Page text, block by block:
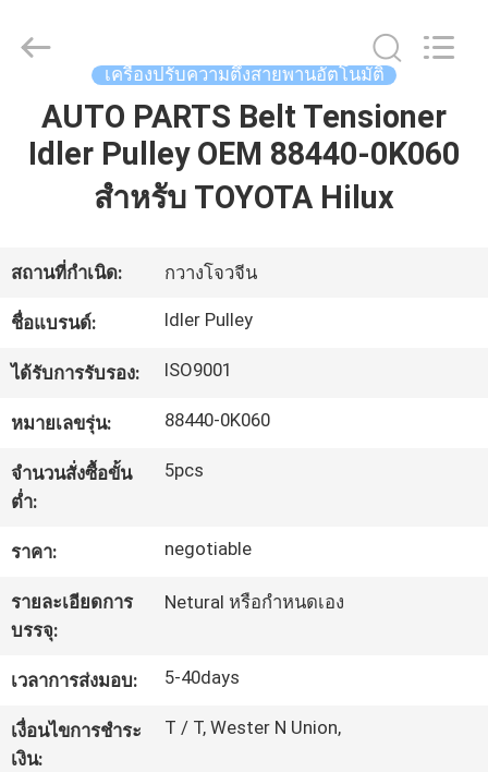
บ้าน
วิดีโอ
เกี่ยว
กับ
เรา
ทัวร์
โรงงาน
การ
ควบคุม
DAXIN
AUTO
Reserved.
เครื่องปรับความตึงสายพานอัตโนมัติ
AUTO PARTS Belt Tensioner
Idler Pulley OEM 88440-0K060
สำหรับ TOYOTA Hilux
สถานที่กำเนิด: กวางโจวจีน
ชื่อแบรนด์: Idler Pulley
ได้รับการรับรอง: ISO9001
หมายเลขรุ่น: 88440-0K060
จำนวนสั่งซื้อขั้น
ต่ำ:
5pcs
ราคา: negotiable
รายละเอียดการ
บรรจุ:
Netural หรือกำหนดเอง
เวลาการส่งมอบ: 5-40days
เงื่อนไขการชำระ
เงิน:
T / T, Wester N Union,